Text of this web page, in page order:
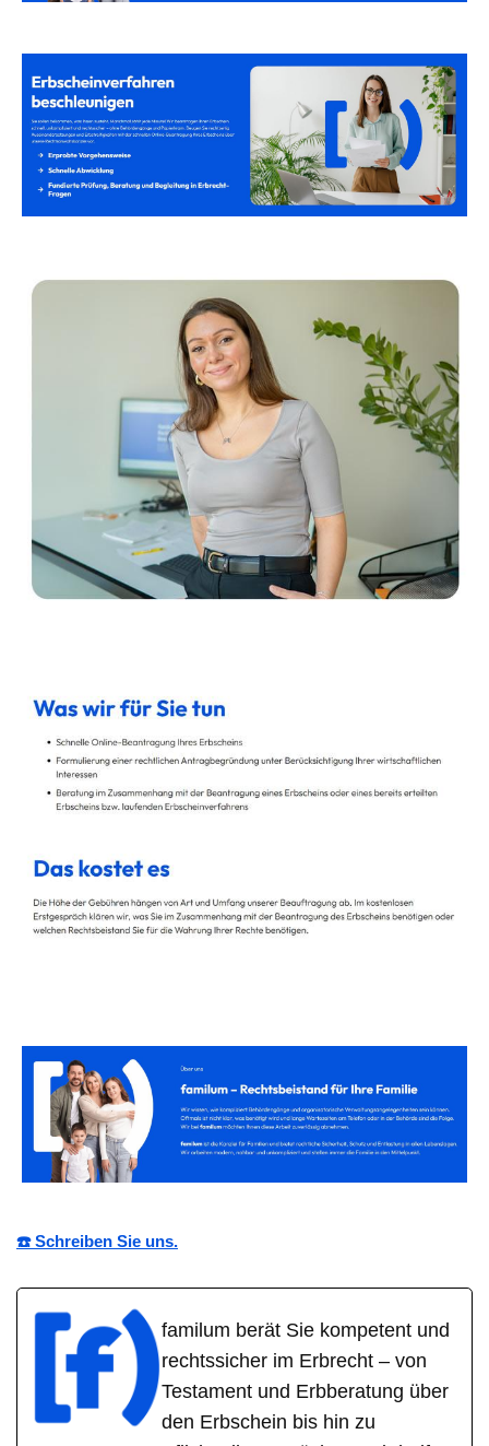
☎️ Schreiben Sie uns.
familum berät Sie kompetent und
rechtssicher im Erbrecht – von
Testament und Erbberatung über
den Erbschein bis hin zu